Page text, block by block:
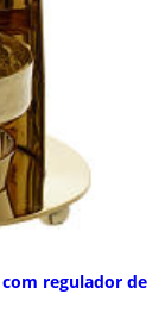
regulador de